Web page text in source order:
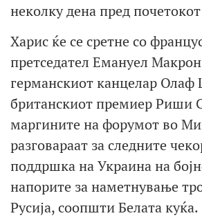
неколку дена пред
Харис ќе се сретне со
претседател Емануел
германскиот канцелар
британскиот премиер Риши
маргините на форумот во
разговараат за следните
поддршка на Украина на
напорите за наметнување
Русија, соопшти Белата куќа.